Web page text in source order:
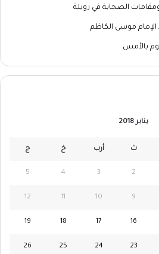
الصحابة في زويلة
موسى الكاظم
بالأمس
يناير 2018
ث أرب خ ج
2
3
4
5
9
10
11
12
16
17
18
19
23
24
25
26